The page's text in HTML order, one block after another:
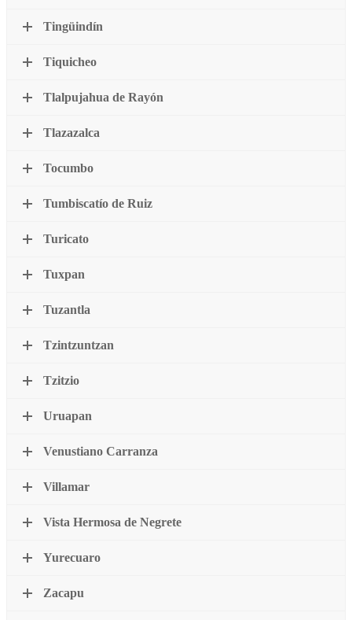
Tingüindín
Tiquicheo
Tlalpujahua de Rayón
Tlazazalca
Tocumbo
Tumbiscatío de Ruiz
Turicato
Tuxpan
Tuzantla
Tzintzuntzan
Tzitzio
Uruapan
Venustiano Carranza
Villamar
Vista Hermosa de Negrete
Yurecuaro
Zacapu